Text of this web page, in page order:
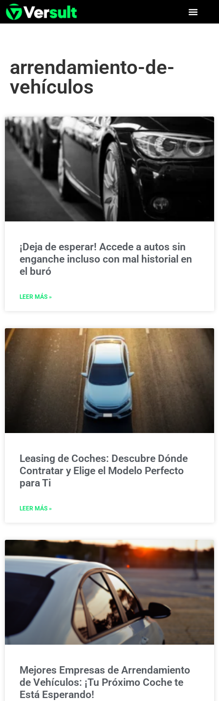
arrendamiento-de-
vehículos
¡Deja de esperar! Accede a autos sin
enganche incluso con mal historial en
el buró
LEER MÁS »
Leasing de Coches: Descubre Dónde
Contratar y Elige el Modelo Perfecto
para Ti
LEER MÁS »
Mejores Empresas de Arrendamiento
de Vehículos: ¡Tu Próximo Coche te
Está Esperando!